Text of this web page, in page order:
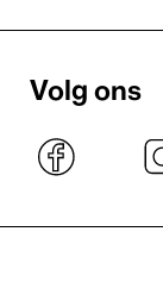
Volg ons